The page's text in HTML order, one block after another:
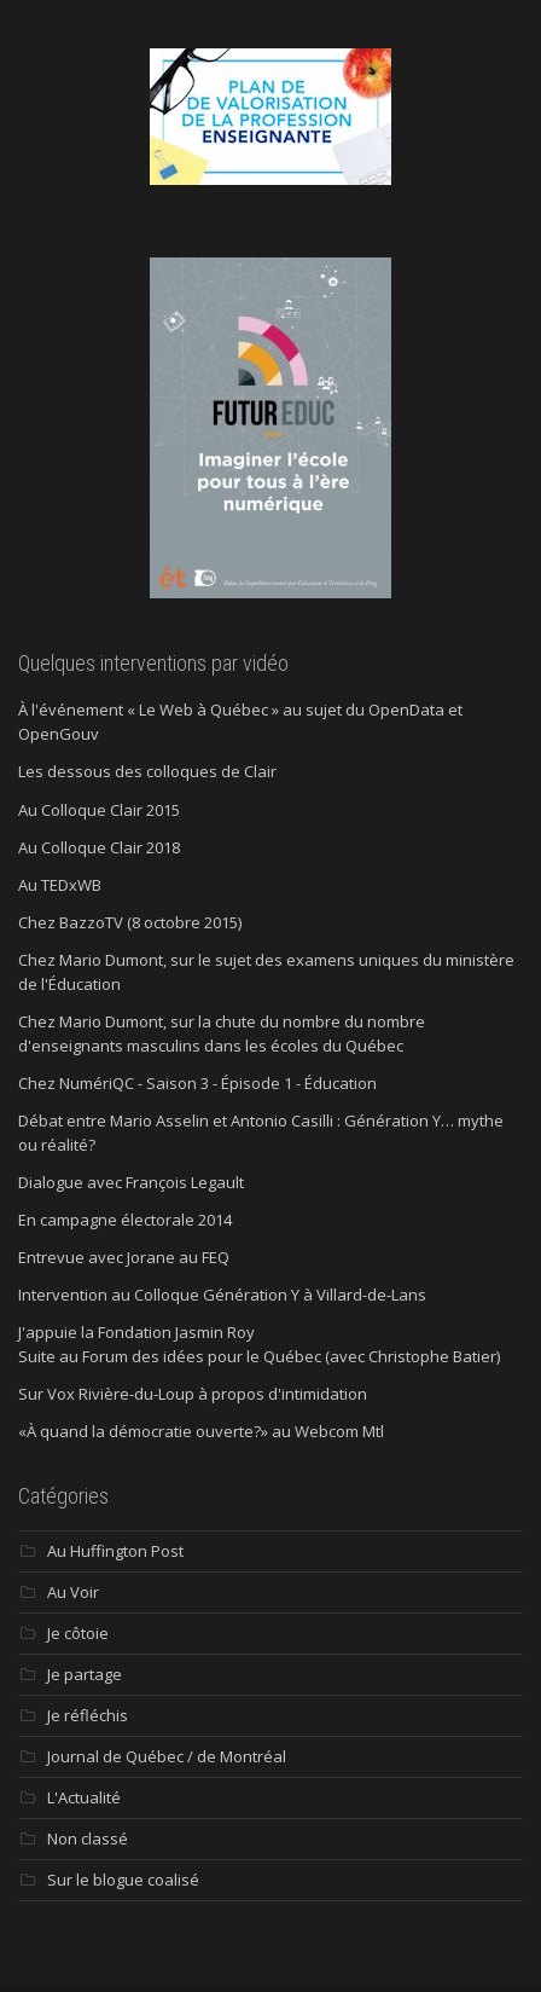
Quelques interventions par vidéo
À l'événement « Le Web à Québec » au sujet du OpenData et
OpenGouv
Les dessous des colloques de Clair
Au Colloque Clair 2015
Au Colloque Clair 2018
Au TEDxWB
Chez BazzoTV (8 octobre 2015)
Chez Mario Dumont, sur le sujet des examens uniques du ministère
de l'Éducation
Chez Mario Dumont, sur la chute du nombre du nombre
d'enseignants masculins dans les écoles du Québec
Chez NumériQC - Saison 3 - Épisode 1 - Éducation
Débat entre Mario Asselin et Antonio Casilli : Génération Y… mythe
ou réalité?
Dialogue avec François Legault
En campagne électorale 2014
Entrevue avec Jorane au FEQ
Intervention au Colloque Génération Y à Villard-de-Lans
J'appuie la Fondation Jasmin Roy
Suite au Forum des idées pour le Québec (avec Christophe Batier)
Sur Vox Rivière-du-Loup à propos d'intimidation
«À quand la démocratie ouverte?» au Webcom Mtl
Catégories
Au Huffington Post
Au Voir
Je côtoie
Je partage
Je réfléchis
Journal de Québec / de Montréal
L'Actualité
Non classé
Sur le blogue coalisé